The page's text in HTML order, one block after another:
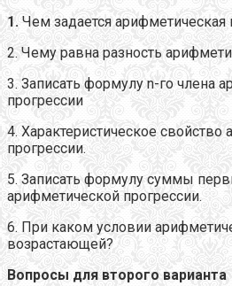
1. Чем задается арифметическая
2. Чему равна разность
3. Записать формулу n-го члена
прогрессии
4. Характеристическое свойство
прогрессии.
5. Записать формулу суммы
арифметической прогрессии.
6. При каком условии
возрастающей?
Вопросы для второго варианта